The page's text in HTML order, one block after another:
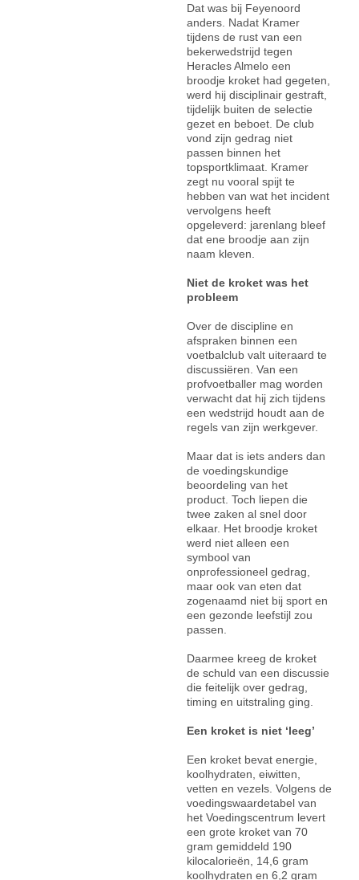
Dat was bij Feyenoord
anders. Nadat Kramer
tijdens de rust van een
bekerwedstrijd tegen
Heracles Almelo een
broodje kroket had gegeten,
werd hij disciplinair gestraft,
tijdelijk buiten de selectie
gezet en beboet. De club
vond zijn gedrag niet
passen binnen het
topsportklimaat. Kramer
zegt nu vooral spijt te
hebben van wat het incident
vervolgens heeft
opgeleverd: jarenlang bleef
dat ene broodje aan zijn
naam kleven.
Niet de kroket was het
probleem
Over de discipline en
afspraken binnen een
voetbalclub valt uiteraard te
discussiëren. Van een
profvoetballer mag worden
verwacht dat hij zich tijdens
een wedstrijd houdt aan de
regels van zijn werkgever.
Maar dat is iets anders dan
de voedingskundige
beoordeling van het
product. Toch liepen die
twee zaken al snel door
elkaar. Het broodje kroket
werd niet alleen een
symbool van
onprofessioneel gedrag,
maar ook van eten dat
zogenaamd niet bij sport en
een gezonde leefstijl zou
passen.
Daarmee kreeg de kroket
de schuld van een discussie
die feitelijk over gedrag,
timing en uitstraling ging.
Een kroket is niet ‘leeg’
Een kroket bevat energie,
koolhydraten, eiwitten,
vetten en vezels. Volgens de
voedingswaardetabel van
het Voedingscentrum levert
een grote kroket van 70
gram gemiddeld 190
kilocalorieën, 14,6 gram
koolhydraten en 6,2 gram